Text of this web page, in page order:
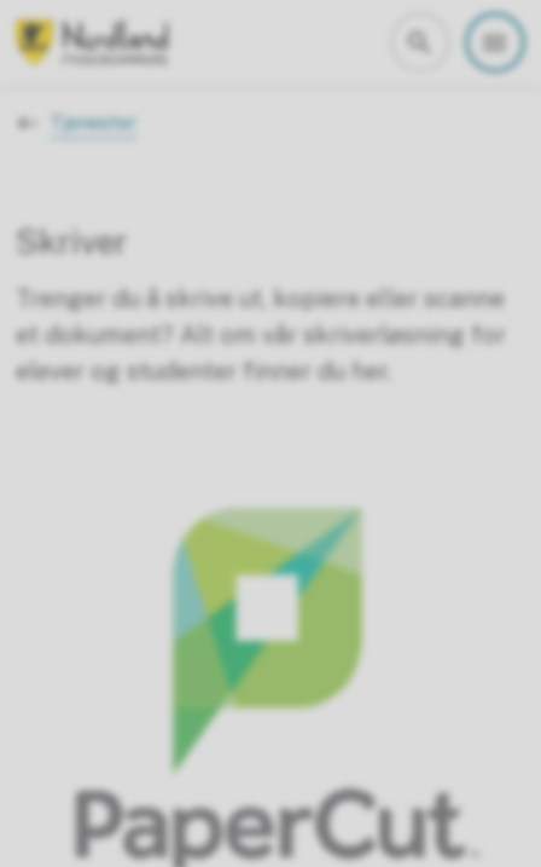
Du er her:
Tjenester
Skriver
Trenger du å skrive ut, kopiere eller scanne
et dokument? Alt om vår skriverløsning for
elever og studenter finner du her.